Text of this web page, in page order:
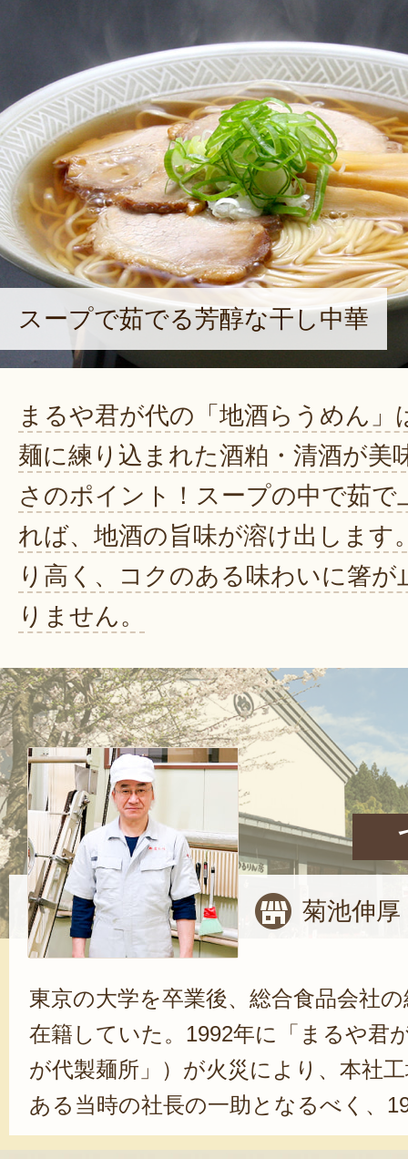
スープで茹でる芳醇な干し中華
まるや君が代の「地酒らうめん」
麺に練り込まれた酒粕・清酒が美
さのポイント！スープの中で茹で
れば、地酒の旨味が溶け出します
り高く、コクのある味わいに箸が
りません。
菊池伸厚
東京の大学を卒業後、総合食品会社
在籍していた。1992年に「まるや君
が代製麺所」）が火災により、本社
ある当時の社長の一助となるべく、
君が代」に入社。以降、2012年まで